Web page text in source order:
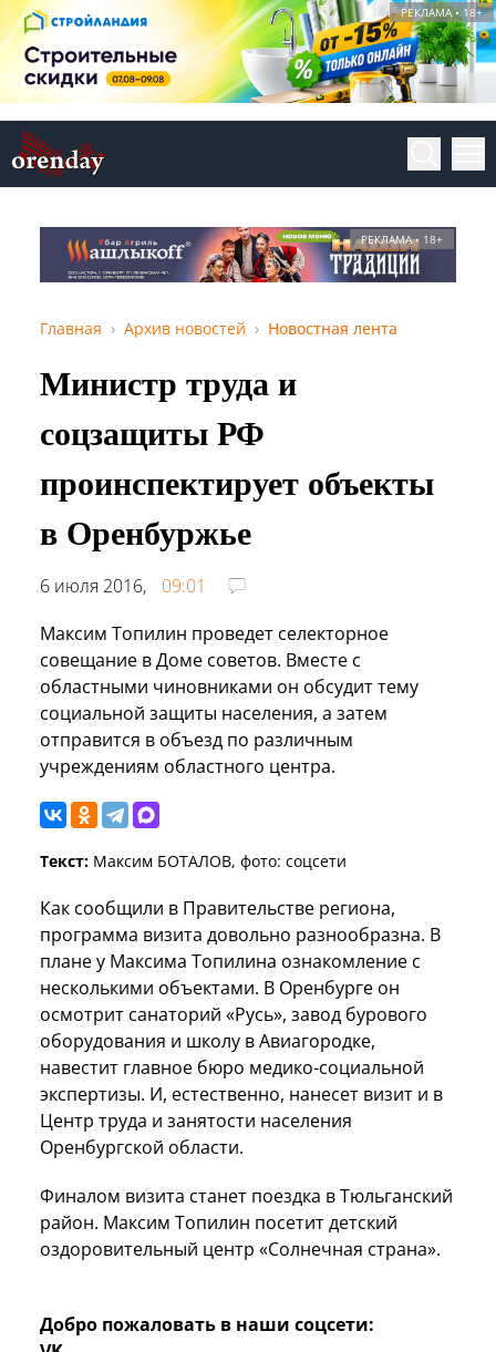
РЕКЛАМА • 18+
РЕКЛАМА • 18+
Главная Архив новостей Новостная лента
Министр труда и
соцзащиты РФ
проинспектирует объекты
в Оренбуржье
6 июля 2016,
09:01
Максим Топилин проведет селекторное
совещание в Доме советов. Вместе с
областными чиновниками он обсудит тему
социальной защиты населения, а затем
отправится в объезд по различным
учреждениям областного центра.
Текст: Максим БОТАЛОВ, фото: соцсети
Как сообщили в Правительстве региона,
программа визита довольно разнообразна. В
плане у Максима Топилина ознакомление с
несколькими объектами. В Оренбурге он
осмотрит санаторий «Русь», завод бурового
оборудования и школу в Авиагородке,
навестит главное бюро медико-социальной
экспертизы. И, естественно, нанесет визит и в
Центр труда и занятости населения
Оренбургской области.
Финалом визита станет поездка в Тюльганский
район. Максим Топилин посетит детский
оздоровительный центр «Солнечная страна».
Добро пожаловать в наши соцсети: